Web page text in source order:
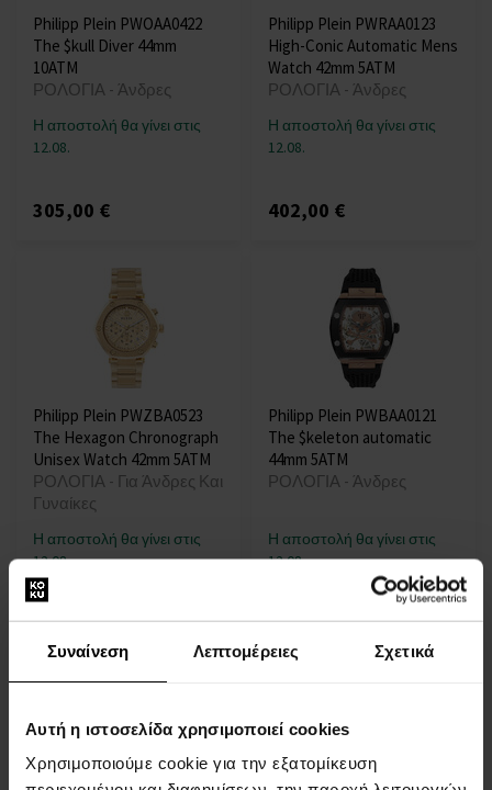
Συναίνεση Λεπτομέρειες Σχετικά
Αυτή η ιστοσελίδα χρησιμοποιεί cookies
Χρησιμοποιούμε cookie για την εξατομίκευση
Philipp Plein PWOAA0422
The $kull Diver 44mm
10ATM
ΡΟΛΟΓΙΑ - Άνδρες
Η αποστολή θα γίνει στις
12.08.
305,00 €
Philipp Plein PWRAA0123
High-Conic Automatic Mens
Watch 42mm 5ATM
ΡΟΛΟΓΙΑ - Άνδρες
Η αποστολή θα γίνει στις
12.08.
402,00 €
Philipp Plein PWZBA0523
The Hexagon Chronograph
Unisex Watch 42mm 5ATM
ΡΟΛΟΓΙΑ - Για Άνδρες Και
Γυναίκες
Η αποστολή θα γίνει στις
12.08.
434,00 €
Philipp Plein PWBAA0121
The $keleton automatic
44mm 5ATM
ΡΟΛΟΓΙΑ - Άνδρες
Η αποστολή θα γίνει στις
12.08.
442,00 €